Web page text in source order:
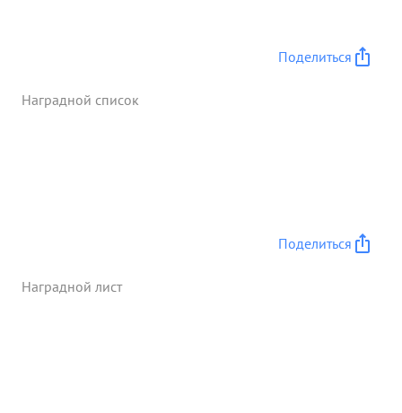
Поделиться
Наградной список
Поделиться
Наградной лист